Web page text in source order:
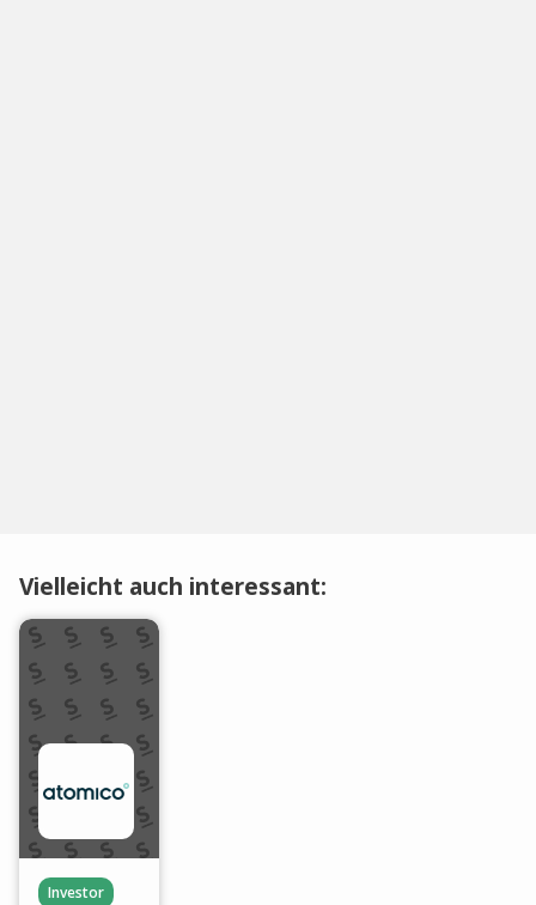
Vielleicht auch interessant:
Investor